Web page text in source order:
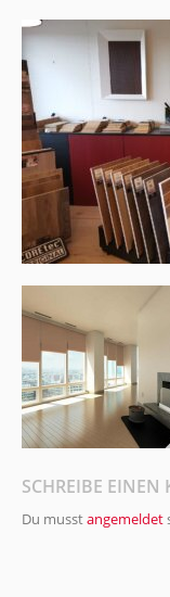
SCHREIBE
Du musstangemeldet